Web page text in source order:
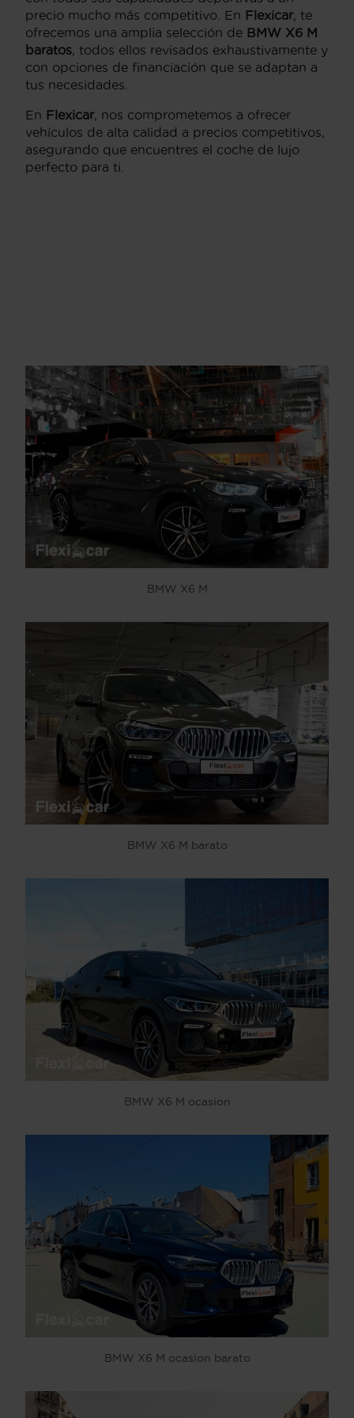
precio mucho más competitivo. En Flexicar, te
ofrecemos una amplia selección de BMW X6 M
baratos, todos ellos revisados exhaustivamente y
con opciones de financiación que se adaptan a
tus necesidades.
En Flexicar, nos comprometemos a ofrecer
vehículos de alta calidad a precios competitivos,
asegurando que encuentres el coche de lujo
perfecto para ti.
BMW X6 M
BMW X6 M barato
BMW X6 M ocasion
BMW X6 M ocasion barato